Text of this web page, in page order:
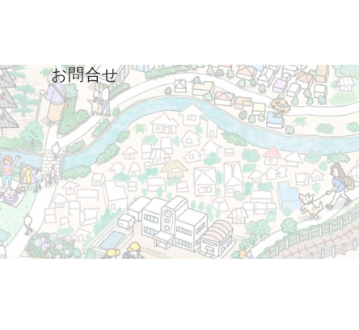
お問合せ